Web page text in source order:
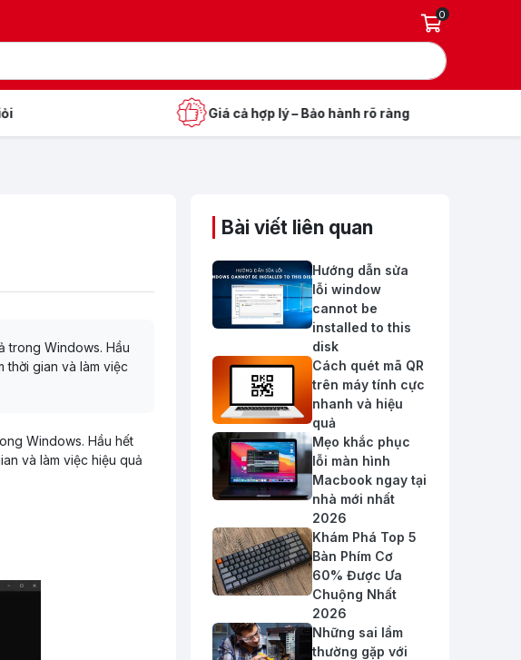
0
Giá cả hợp lý – Bảo hành rõ ràng
trong Windows. Hầu
thời gian và làm việc
Windows. Hầu hết
và làm việc hiệu quả
Bài viết liên quan
Hướng dẫn sửa
lỗi window
cannot be
installed to this
disk
Cách quét mã QR
trên máy tính cực
nhanh và hiệu
quả
Mẹo khắc phục
lỗi màn hình
Macbook ngay tại
nhà mới nhất
2026
Khám Phá Top 5
Bàn Phím Cơ
60% Được Ưa
Chuộng Nhất
2026
Những sai lầm
thường gặp với